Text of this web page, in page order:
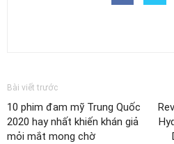
Bài viết trước
10 phim đam mỹ Trung Quốc
2020 hay nhất khiến khán giả
mỏi mắt mong chờ